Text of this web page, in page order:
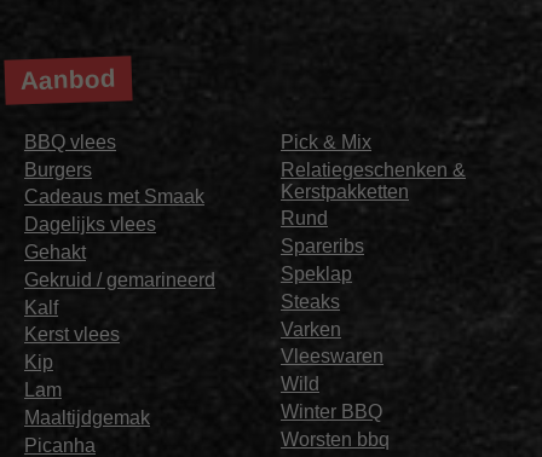
Aanbod
BBQ vlees
Burgers
Cadeaus met Smaak
Dagelijks vlees
Gehakt
Gekruid / gemarineerd
Kalf
Kerst vlees
Kip
Lam
Maaltijdgemak
Picanha
Pick & Mix
Relatiegeschenken &
Kerstpakketten
Rund
Spareribs
Speklap
Steaks
Varken
Vleeswaren
Wild
Winter BBQ
Worsten bbq